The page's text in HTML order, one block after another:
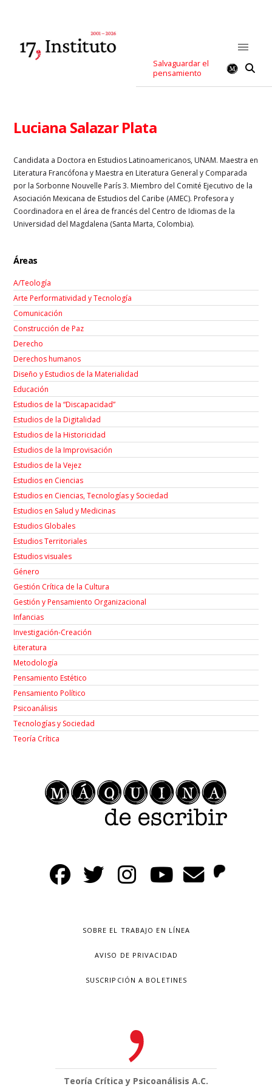
Salvaguardar el
pensamiento
Luciana Salazar Plata
Candidata a Doctora en Estudios Latinoamericanos, UNAM. Maestra en
Literatura Francófona y Maestra en Literatura General y Comparada
por la Sorbonne Nouvelle París 3. Miembro del Comité Ejecutivo de la
Asociación Mexicana de Estudios del Caribe (AMEC). Profesora y
Coordinadora en el área de francés del Centro de Idiomas de la
Universidad del Magdalena (Santa Marta, Colombia).
Áreas
A/Teología
Arte Performatividad y Tecnología
Comunicación
Construcción de Paz
Derecho
Derechos humanos
Diseño y Estudios de la Materialidad
Educación
Estudios de la “Discapacidad”
Estudios de la Digitalidad
Estudios de la Historicidad
Estudios de la Improvisación
Estudios de la Vejez
Estudios en Ciencias
Estudios en Ciencias, Tecnologías y Sociedad
Estudios en Salud y Medicinas
Estudios Globales
Estudios Territoriales
Estudios visuales
Género
Gestión Crítica de la Cultura
Gestión y Pensamiento Organizacional
Infancias
Investigación-Creación
Łiteratura
Metodología
Pensamiento Estético
Pensamiento Político
Psicoanálisis
Tecnologías y Sociedad
Teoría Crítica
SOBRE EL TRABAJO EN LÍNEA
AVISO DE PRIVACIDAD
SUSCRIPCIÓN A BOLETINES
Teoría Crítica y Psicoanálisis A.C.